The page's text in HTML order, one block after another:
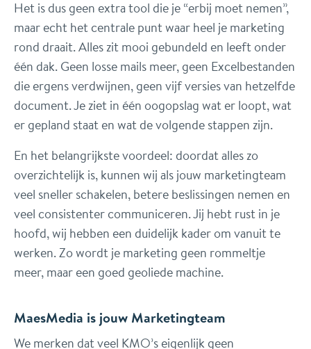
Het is dus geen extra tool die je “erbij moet nemen”,
maar echt het centrale punt waar heel je marketing
rond draait. Alles zit mooi gebundeld en leeft onder
één dak. Geen losse mails meer, geen Excelbestanden
die ergens verdwijnen, geen vijf versies van hetzelfde
document. Je ziet in één oogopslag wat er loopt, wat
er gepland staat en wat de volgende stappen zijn.
En het belangrijkste voordeel: doordat alles zo
overzichtelijk is, kunnen wij als jouw marketingteam
veel sneller schakelen, betere beslissingen nemen en
veel consistenter communiceren. Jij hebt rust in je
hoofd, wij hebben een duidelijk kader om vanuit te
werken. Zo wordt je marketing geen rommeltje
meer, maar een goed geoliede machine.
MaesMedia is jouw Marketingteam
We merken dat veel KMO’s eigenlijk geen